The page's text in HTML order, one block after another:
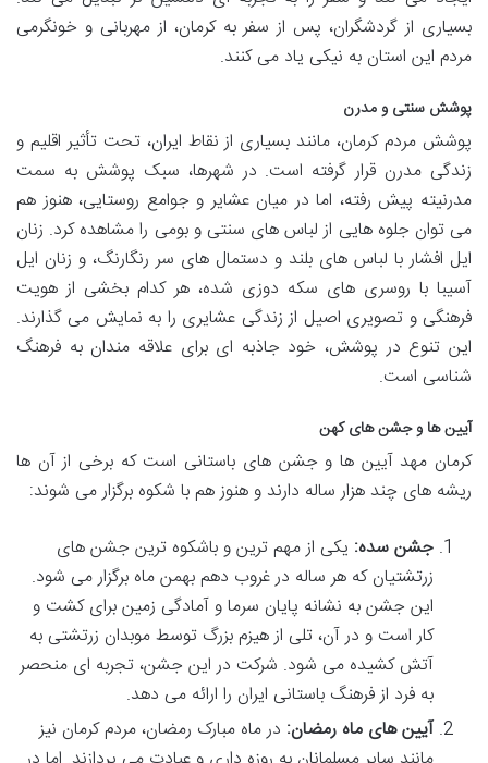
بسیاری از گردشگران، پس از سفر به کرمان، از مهربانی و خونگرمی
مردم این استان به نیکی یاد می کنند.
پوشش سنتی و مدرن
پوشش مردم کرمان، مانند بسیاری از نقاط ایران، تحت تأثیر اقلیم و
زندگی مدرن قرار گرفته است. در شهرها، سبک پوشش به سمت
مدرنیته پیش رفته، اما در میان عشایر و جوامع روستایی، هنوز هم
می توان جلوه هایی از لباس های سنتی و بومی را مشاهده کرد. زنان
ایل افشار با لباس های بلند و دستمال های سر رنگارنگ، و زنان ایل
آسیبا با روسری های سکه دوزی شده، هر کدام بخشی از هویت
فرهنگی و تصویری اصیل از زندگی عشایری را به نمایش می گذارند.
این تنوع در پوشش، خود جاذبه ای برای علاقه مندان به فرهنگ
شناسی است.
آیین ها و جشن های کهن
کرمان مهد آیین ها و جشن های باستانی است که برخی از آن ها
ریشه های چند هزار ساله دارند و هنوز هم با شکوه برگزار می شوند:
جشن سده: یکی از مهم ترین و باشکوه ترین جشن های
زرتشتیان که هر ساله در غروب دهم بهمن ماه برگزار می شود.
این جشن به نشانه پایان سرما و آمادگی زمین برای کشت و
کار است و در آن، تلی از هیزم بزرگ توسط موبدان زرتشتی به
آتش کشیده می شود. شرکت در این جشن، تجربه ای منحصر
به فرد از فرهنگ باستانی ایران را ارائه می دهد.
آیین های ماه رمضان: در ماه مبارک رمضان، مردم کرمان نیز